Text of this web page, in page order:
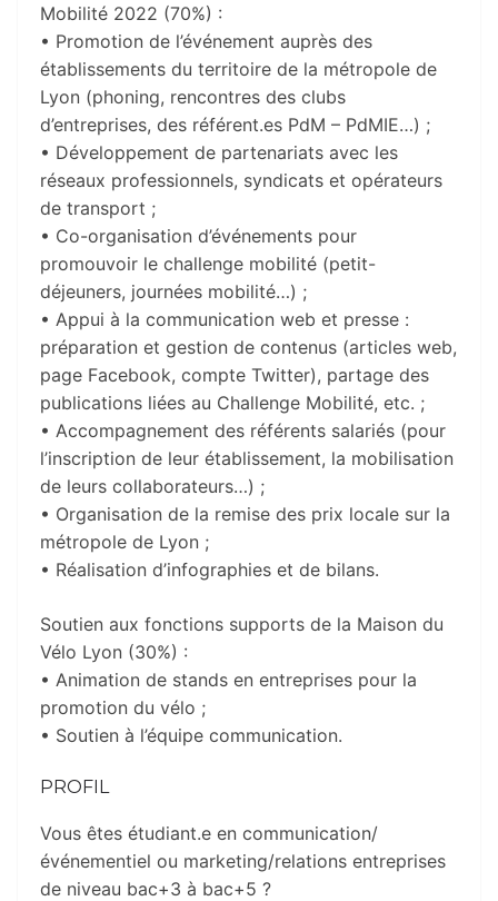
Mobilité 2022 (70%) :
• Promotion de l’événement auprès des
établissements du territoire de la métropole de
Lyon (phoning, rencontres des clubs
d’entreprises, des référent.es PdM – PdMIE…) ;
• Développement de partenariats avec les
réseaux professionnels, syndicats et opérateurs
de transport ;
• Co-organisation d’événements pour
promouvoir le challenge mobilité (petit-
déjeuners, journées mobilité…) ;
• Appui à la communication web et presse :
préparation et gestion de contenus (articles web,
page Facebook, compte Twitter), partage des
publications liées au Challenge Mobilité, etc. ;
• Accompagnement des référents salariés (pour
l’inscription de leur établissement, la mobilisation
de leurs collaborateurs…) ;
• Organisation de la remise des prix locale sur la
métropole de Lyon ;
• Réalisation d’infographies et de bilans.
Soutien aux fonctions supports de la Maison du
Vélo Lyon (30%) :
• Animation de stands en entreprises pour la
promotion du vélo ;
• Soutien à l’équipe communication.
PROFIL
Vous êtes étudiant.e en communication/
événementiel ou marketing/relations entreprises
de niveau bac+3 à bac+5 ?